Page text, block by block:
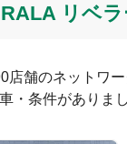
リベ
店舗のネットワ
・条件がありま